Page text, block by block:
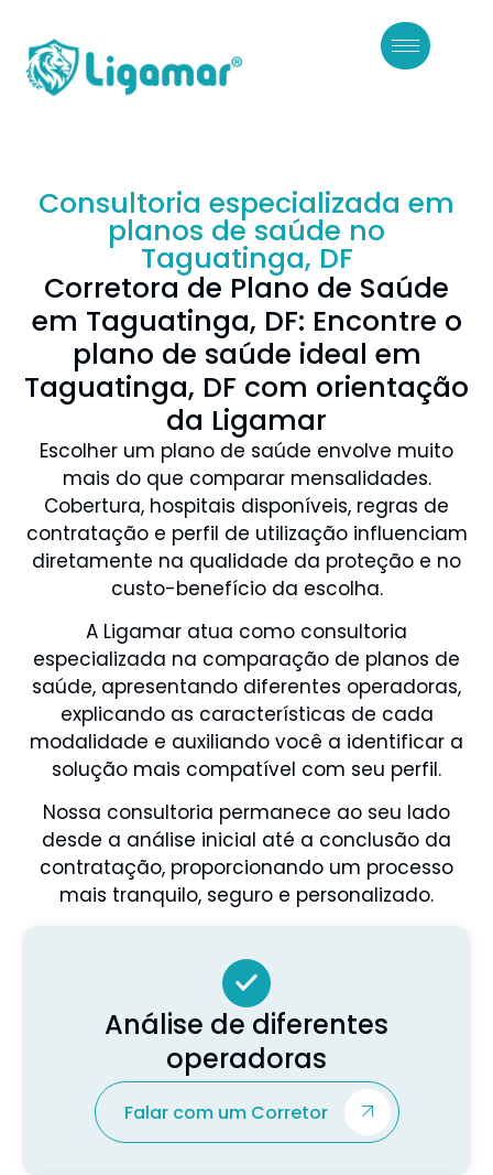
Consultoria especializada em
planos de saúde no
Taguatinga, DF
Corretora de Plano de Saúde
em Taguatinga, DF: Encontre o
plano de saúde ideal em
Taguatinga, DF com orientação
da Ligamar
Escolher um plano de saúde envolve muito
mais do que comparar mensalidades.
Cobertura, hospitais disponíveis, regras de
contratação e perfil de utilização influenciam
diretamente na qualidade da proteção e no
custo-benefício da escolha.
A Ligamar atua como consultoria
especializada na comparação de planos de
saúde, apresentando diferentes operadoras,
explicando as características de cada
modalidade e auxiliando você a identificar a
solução mais compatível com seu perfil.
Nossa consultoria permanece ao seu lado
desde a análise inicial até a conclusão da
contratação, proporcionando um processo
mais tranquilo, seguro e personalizado.
Análise de diferentes
operadoras
Falar com um Corretor